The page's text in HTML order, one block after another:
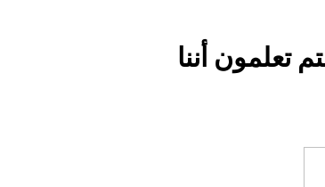
تعلمون أننا